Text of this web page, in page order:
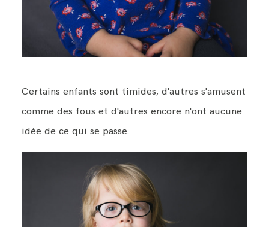
Certains enfants sont timides, d'autres s'amusent
comme des fous et d'autres encore n'ont aucune
idée de ce qui se passe.